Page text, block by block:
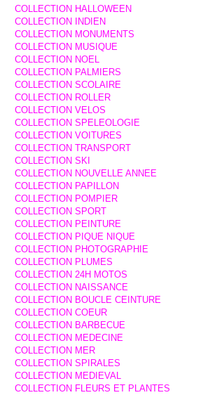
COLLECTION HALLOWEEN
COLLECTION INDIEN
COLLECTION MONUMENTS
COLLECTION MUSIQUE
COLLECTION NOEL
COLLECTION PALMIERS
COLLECTION SCOLAIRE
COLLECTION ROLLER
COLLECTION VELOS
COLLECTION SPELEOLOGIE
COLLECTION VOITURES
COLLECTION TRANSPORT
COLLECTION SKI
COLLECTION NOUVELLE ANNEE
COLLECTION PAPILLON
COLLECTION POMPIER
COLLECTION SPORT
COLLECTION PEINTURE
COLLECTION PIQUE NIQUE
COLLECTION PHOTOGRAPHIE
COLLECTION PLUMES
COLLECTION 24H MOTOS
COLLECTION NAISSANCE
COLLECTION BOUCLE CEINTURE
COLLECTION COEUR
COLLECTION BARBECUE
COLLECTION MEDECINE
COLLECTION MER
COLLECTION SPIRALES
COLLECTION MEDIEVAL
COLLECTION FLEURS ET PLANTES